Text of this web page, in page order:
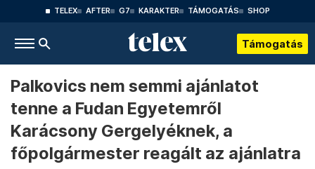
TELEX AFTER G7 KARAKTER TÁMOGATÁS SHOP
Támogatás
Palkovics nem semmi ajánlatot
tenne a Fudan Egyetemről
Karácsony Gergelyéknek, a
főpolgármester reagált az ajánlatra